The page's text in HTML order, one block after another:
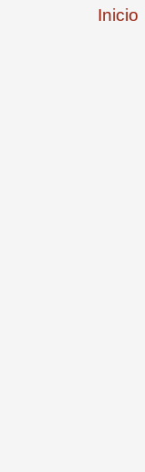
Inicio